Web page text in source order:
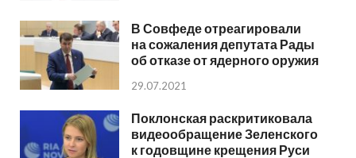
В Совфеде отреагировали
на сожаления депутата Рады
об отказе от ядерного оружия
29.07.2021
Поклонская раскритиковала
видеообращение Зеленского
к годовщине крещения Руси